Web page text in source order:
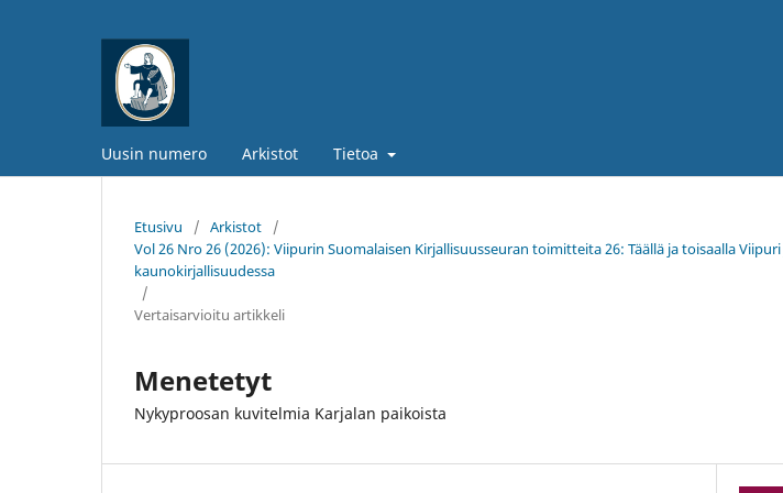
Uusin numero Arkistot Tietoa
Etusivu / Arkistot
/
Vol 26 Nro 26 (2026): Viipurin Suomalaisen Kirjallisuusseuran toimitteita 26: Täällä ja toisaalla
kaunokirjallisuudessa
/
Vertaisarvioitu artikkeli
Menetetyt
Nykyproosan kuvitelmia Karjalan paikoista